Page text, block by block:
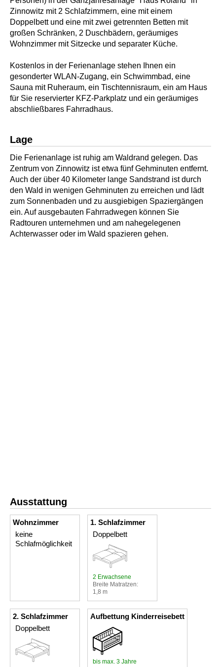
Zinnowitz mit 2 Schlafzimmern, eine mit einem
Doppelbett und eine mit zwei getrennten Betten mit
großen Schränken, 2 Duschbädern, geräumiges
Wohnzimmer mit Sitzecke und separater Küche.
Kostenlos in der Ferienanlage stehen Ihnen ein
gesonderter WLAN-Zugang, ein Schwimmbad, eine
Sauna mit Ruheraum, ein Tischtennisraum, ein am Haus
für Sie reservierter KFZ-Parkplatz und ein geräumiges
abschließbares Fahrradhaus.
Lage
Die Ferienanlage ist ruhig am Waldrand gelegen. Das
Zentrum von Zinnowitz ist etwa fünf Gehminuten entfernt.
Auch der über 40 Kilometer lange Sandstrand ist durch
den Wald in wenigen Gehminuten zu erreichen und lädt
zum Sonnenbaden und zu ausgiebigen Spaziergängen
ein. Auf ausgebauten Fahrradwegen können Sie
Radtouren unternehmen und am nahegelegenen
Achterwasser oder im Wald spazieren gehen.
Ausstattung
Wohnzimmer
keine
Schlafmöglichkeit
1. Schlafzimmer
Doppelbett
2 Erwachsene
Breite Matratzen:
1,8 m
2. Schlafzimmer
Doppelbett
Aufbettung Kinderreisebett
bis max. 3 Jahre